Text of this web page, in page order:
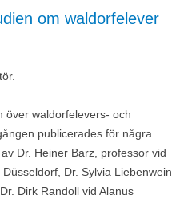
om waldorfelever
över waldorfelevers- och
publicerades för några
Dr. Heiner Barz, professor vid
Dr. Sylvia Liebenwein
Dirk Randoll vid Alanus